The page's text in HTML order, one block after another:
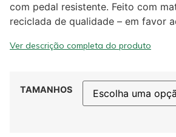
com pedal resistente. Feito com
reciclada de qualidade – em favor
Ver descrição completa do produto
TAMANHOS